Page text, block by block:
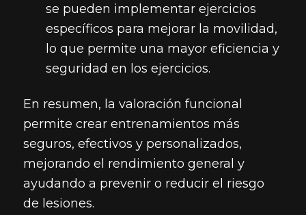
se pueden implementar ejercicios
específicos para mejorar la movilidad,
lo que permite una mayor eficiencia y
seguridad en los ejercicios.
En resumen, la valoración funcional
permite crear entrenamientos más
seguros, efectivos y personalizados,
mejorando el rendimiento general y
ayudando a prevenir o reducir el riesgo
de lesiones.